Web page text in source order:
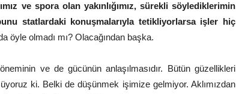
ve spora olan yakınlığımız, sürekli söylediklerimin
statlardaki konuşmalarıyla tetikliyorlarsa işler hiç
öyle olmadı mı? Olacağından başka.
ve de gücünün anlaşılmasıdır. Bütün güzellikleri
ki. Belki de düşünmek işimize gelmiyor. Aklımızdan